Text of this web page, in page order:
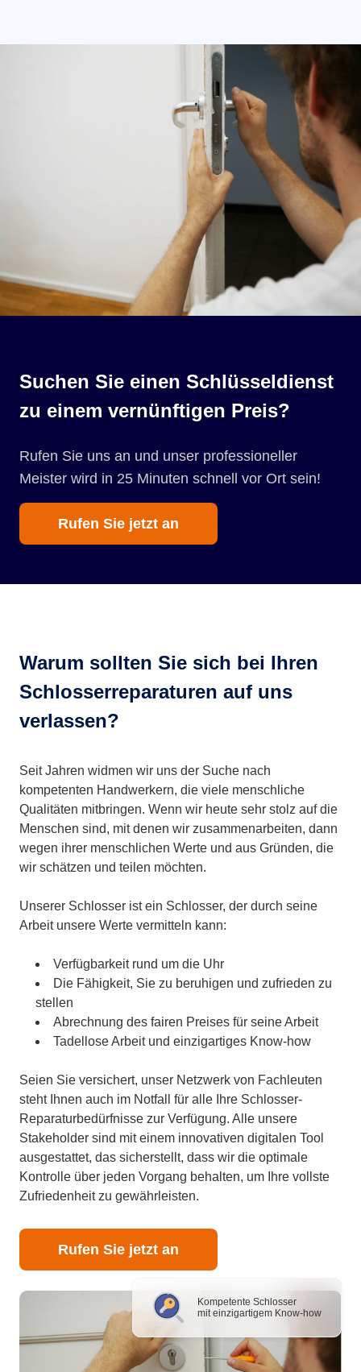
Suchen Sie einen Schlüsseldienst
zu einem vernünftigen Preis?
Rufen Sie uns an und unser professioneller
Meister wird in 25 Minuten schnell vor Ort sein!
Rufen Sie jetzt an
Kompetente Schlosser
mit einzigartigem Know-how
Warum sollten Sie sich bei Ihren
Schlosserreparaturen auf uns
verlassen?
Seit Jahren widmen wir uns der Suche nach
kompetenten Handwerkern, die viele menschliche
Qualitäten mitbringen. Wenn wir heute sehr stolz auf die
Menschen sind, mit denen wir zusammenarbeiten, dann
wegen ihrer menschlichen Werte und aus Gründen, die
wir schätzen und teilen möchten.
Unserer Schlosser ist ein Schlosser, der durch seine
Arbeit unsere Werte vermitteln kann:
Verfügbarkeit rund um die Uhr
Die Fähigkeit, Sie zu beruhigen und zufrieden zu
stellen
Abrechnung des fairen Preises für seine Arbeit
Tadellose Arbeit und einzigartiges Know-how
Seien Sie versichert, unser Netzwerk von Fachleuten
steht Ihnen auch im Notfall für alle Ihre Schlosser-
Reparaturbedürfnisse zur Verfügung. Alle unsere
Stakeholder sind mit einem innovativen digitalen Tool
ausgestattet, das sicherstellt, dass wir die optimale
Kontrolle über jeden Vorgang behalten, um Ihre vollste
Zufriedenheit zu gewährleisten.
Rufen Sie jetzt an